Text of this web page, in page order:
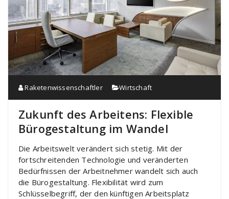
Raketenwissenschaftler Wirtschaft
Zukunft des Arbeitens: Flexible
Bürogestaltung im Wandel
Die Arbeitswelt verändert sich stetig. Mit der
fortschreitenden Technologie und veränderten
Bedürfnissen der Arbeitnehmer wandelt sich auch
die Bürogestaltung. Flexibilität wird zum
Schlüsselbegriff, der den künftigen Arbeitsplatz